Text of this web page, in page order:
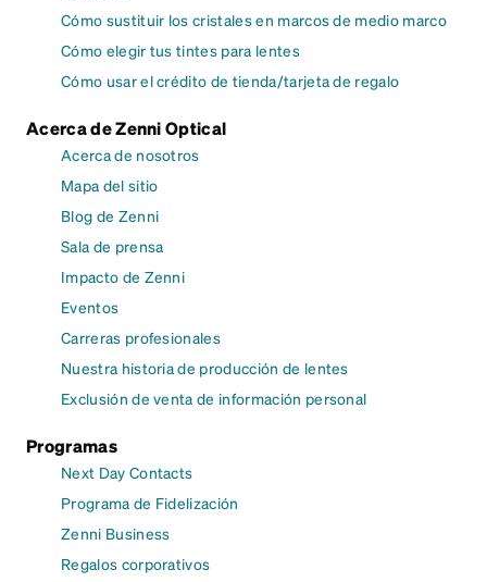
Cómo sustituir los cristales en marcos de medio marco
Cómo elegir tus tintes para lentes
Cómo usar el crédito de tienda/tarjeta de regalo
Acerca de Zenni Optical
Acerca de nosotros
Mapa del sitio
Blog de Zenni
Sala de prensa
Impacto de Zenni
Eventos
Carreras profesionales
Nuestra historia de producción de lentes
Exclusión de venta de información personal
Programas
Next Day Contacts
Programa de Fidelización
Zenni Business
Regalos corporativos